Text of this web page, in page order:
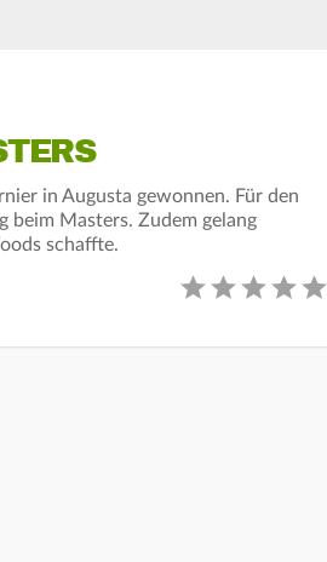
in Augusta gewonnen. Für den
beim Masters. Zudem gelang
schaffte.